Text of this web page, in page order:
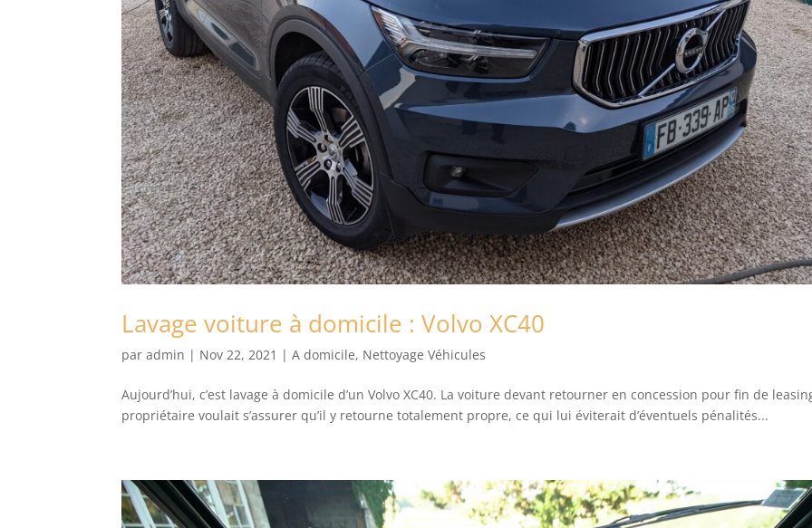
Lavage voiture à domicile : Volvo XC40
paradmin | Nov 22, 2021 |A domicile, Nettoyage Véhicules
Aujourd’hui, c’est lavage à domicile d’un Volvo XC40. La voiture devant retourner en concession pour fin de
propriétaire voulait s’assurer qu’il y retourne totalement propre, ce qui lui éviterait d’éventuels pénalités...